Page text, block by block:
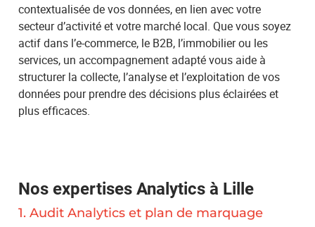
contextualisée de vos données, en lien avec votre
secteur d’activité et votre marché local. Que vous soyez
actif dans l’e-commerce, le B2B, l’immobilier ou les
services, un accompagnement adapté vous aide à
structurer la collecte, l’analyse et l’exploitation de vos
données pour prendre des décisions plus éclairées et
plus efficaces.
Nos expertises Analytics à Lille
1. Audit Analytics et plan de marquage